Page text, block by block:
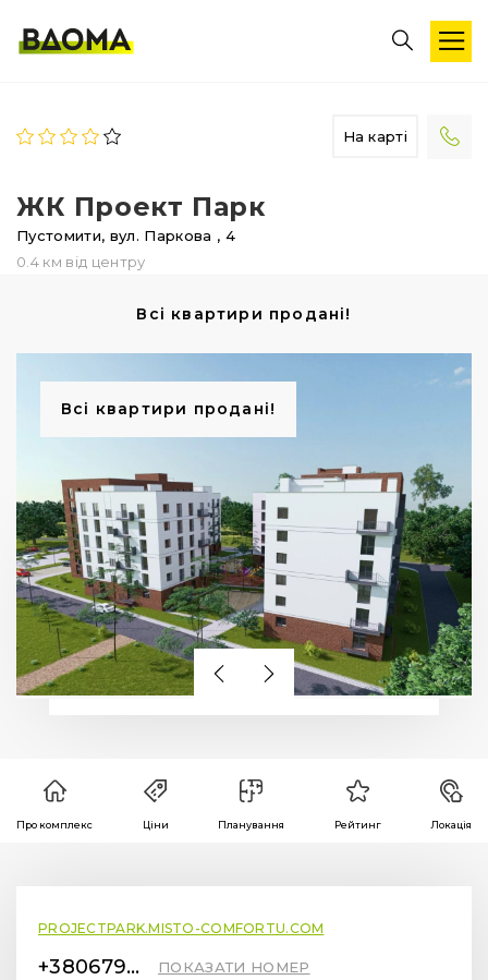
На карті
ЖК Проект Парк
Пустомити, вул. Паркова , 4
0.4 км від центру
Всі квартири продані!
Всі квартири продані!
Про комплекс Ціни Планування Рейтинг Локація
PROJECTPARK.MISTO-COMFORTU.COM
+380679419232 ПОКАЗАТИ НОМЕР